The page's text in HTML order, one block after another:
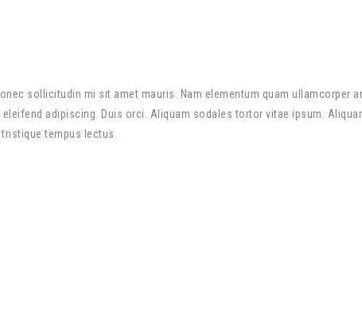
sollicitudin mi sit amet mauris. Nam elementum quam ullamcorper
adipiscing. Duis orci. Aliquam sodales tortor vitae ipsum.
tempus lectus.